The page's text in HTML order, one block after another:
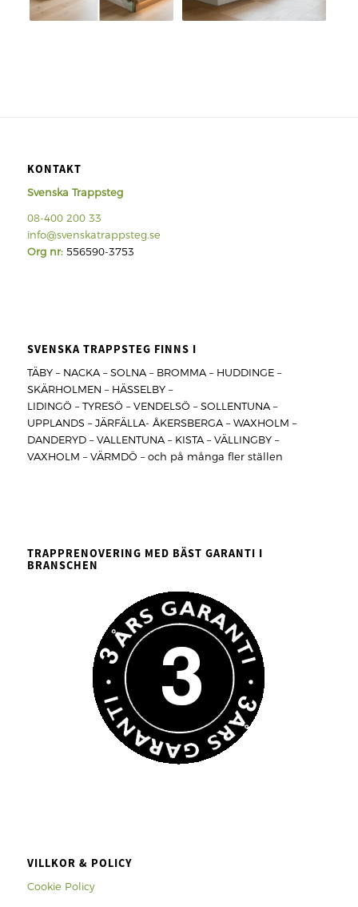
KONTAKT
Svenska Trappsteg
08-400 200 33
info@svenskatrappsteg.se
Org nr:556590-3753
SVENSKA TRAPPSTEG FINNS I
TÄBY – NACKA – SOLNA – BROMMA – HUDDINGE –
SKÄRHOLMEN – HÄSSELBY –
LIDINGÖ – TYRESÖ – VENDELSÖ – SOLLENTUNA –
UPPLANDS – JÄRFÄLLA- ÅKERSBERGA – WAXHOLM –
DANDERYD – VALLENTUNA – KISTA – VÄLLINGBY –
VAXHOLM – VÄRMDÖ – och på många fler ställen
TRAPPRENOVERING MED BÄST GARANTI I
BRANSCHEN
VILLKOR & POLICY
Cookie Policy